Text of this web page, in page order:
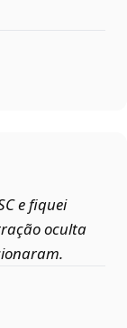
e fiquei
oculta